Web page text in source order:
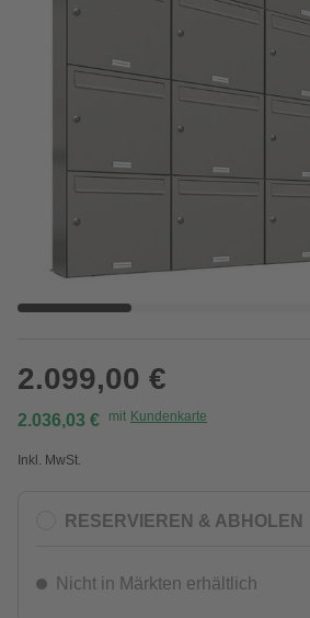
2.099,00 €
2.036,03 € mit Kundenkarte
Inkl. MwSt.
RESERVIEREN & ABHOLEN
Nicht in Märkten erhältlich